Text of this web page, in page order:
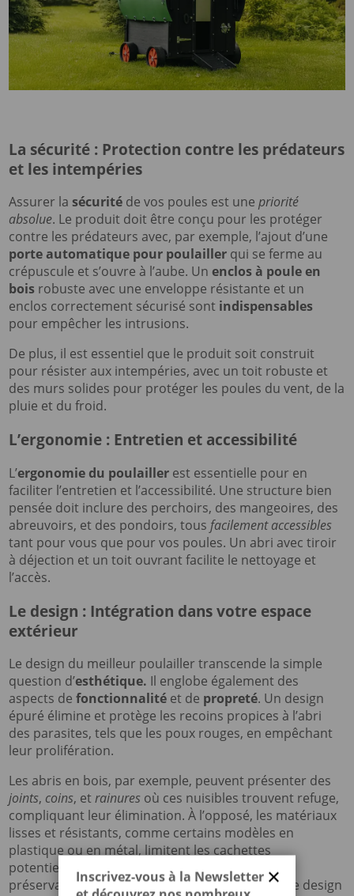
La sécurité : Protection contre les prédateurs
et les intempéries
Assurer lasécurité de vos poules est unepriorité
absolue. Le produit doit être conçu pour les protéger
contre les prédateurs avec, par exemple, l’ajout d’une
porte automatique pour poulailler qui se ferme au
crépuscule et s’ouvre à l’aube. Unenclos à poule en
bois robuste avec une enveloppe résistante et un
enclos correctement sécurisé sont indispensables
pour empêcher les intrusions.
De plus, il est essentiel que le produit soit construit
pour résister aux intempéries, avec un toit robuste et
des murs solides pour protéger les poules du vent, de la
pluie et du froid.
L’ergonomie : Entretien et accessibilité
L’ergonomie du poulailler est essentielle pour en
faciliter l’entretien et l’accessibilité. Une structure bien
pensée doit inclure des perchoirs, des mangeoires, des
abreuvoirs, et des pondoirs, tous facilement accessibles
tant pour vous que pour vos poules. Un abri avec tiroir
à déjection et un toit ouvrant facilite le nettoyage et
l’accès.
Le design : Intégration dans votre espace
extérieur
Le design du meilleur poulailler transcende la simple
question d’esthétique. Il englobe également des
aspects defonctionnalité et de propreté. Un design
épuré élimine et protège les recoins propices à l’abri
des parasites, tels que les poux rouges, en empêchant
leur prolifération.
Les abris en bois, par exemple, peuvent présenter des
joints, coins, etrainures où ces nuisibles trouvent refuge,
compliquant leur élimination. À l’opposé, les matériaux
lisses et résistants, comme certains modèles en
plastique ou en métal, limitent les cachettes
potentielles, simplifiant ainsi la maintenance et
préservant la santé de vos poules. De surcroît, le design
×
Inscrivez-vous à la Newsletter